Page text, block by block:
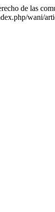
de las
wani/